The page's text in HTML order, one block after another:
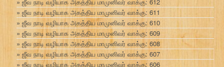
ஜீவ நாடி வழியாக அகத்திய மாமுனிவர் வாக்கு: 611
ஜீவ நாடி வழியாக அகத்திய மாமுனிவர் வாக்கு: 610
ஜீவ நாடி வழியாக அகத்திய மாமுனிவர் வாக்கு: 609
ஜீவ நாடி வழியாக அகத்திய மாமுனிவர் வாக்கு: 608
ஜீவ நாடி வழியாக அகத்திய மாமுனிவர் வாக்கு: 607
ஜீவ நாடி வழியாக அகத்திய மாமுனிவர் வாக்கு: 606